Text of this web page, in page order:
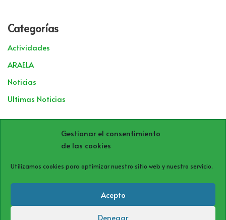
Gestionar el consentimiento
de las cookies
Utilizamos cookies para optimizar nuestro sitio web y nuestro servicio.
Acepto
Denegar
Categorías
Actividades
ARAELA
Noticias
Ultimas Noticias